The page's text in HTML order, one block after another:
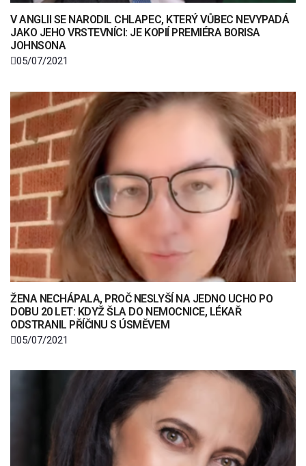
V ANGLII SE NARODIL CHLAPEC, KTERÝ VŮBEC NEVYPADÁ
JAKO JEHO VRSTEVNÍCI: JE KOPIÍ PREMIÉRA BORISA
JOHNSONA
05/07/2021
ŽENA NECHÁPALA, PROČ NESLYŠÍ NA JEDNO UCHO PO
DOBU 20 LET: KDYŽ ŠLA DO NEMOCNICE, LÉKAŘ
ODSTRANIL PŘÍČINU S ÚSMĚVEM
05/07/2021